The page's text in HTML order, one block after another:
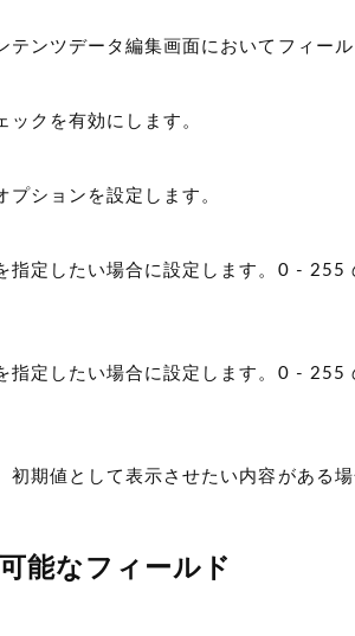
ンツデータ編集画面においてフィー
クを有効にします。
ションを設定します。
指定したい場合に設定します。0 -
指定したい場合に設定します。0 -
期値として表示させたい内容がある場
能なフィールド